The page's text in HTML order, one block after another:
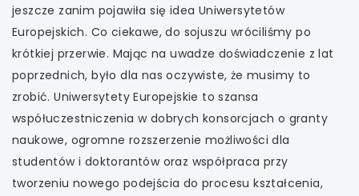
uwaga, link otwiera się w nowej karcie
uwaga, link otwiera się w nowej karcie
uwaga, link otwiera się w nowej karcie
uwaga, link otwiera się w nowej karcie
uwaga, link otwiera się w nowej karcie
jeszcze zanim pojawiła się idea Uniwersytetów
Europejskich. Co ciekawe, do sojuszu wróciliśmy po
krótkiej przerwie. Mając na uwadze doświadczenie z lat
poprzednich, było dla nas oczywiste, że musimy to
zrobić. Uniwersytety Europejskie to szansa
współuczestniczenia w dobrych konsorcjach o granty
naukowe, ogromne rozszerzenie możliwości dla
studentów i doktorantów oraz współpraca przy
tworzeniu nowego podejścia do procesu kształcenia,